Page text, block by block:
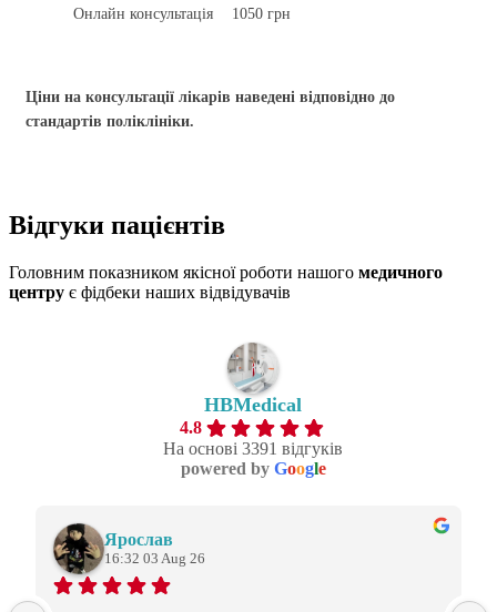
Онлайн консультація
1050 грн
Ціни на консультації лікарів наведені відповідно до
стандартів поліклініки.
Відгуки пацієнтів
Головним показником якісної роботи нашого медичного
центру є фідбеки наших відвідувачів
HBMedical
4.8
На основі 3391 відгуків
powered by Google
Ярослав
16:32 03 Aug 26